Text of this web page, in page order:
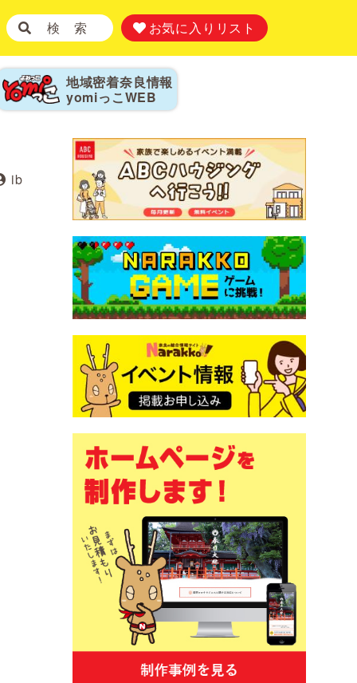
検 索 お気に入りリスト
地域密着奈良情報
yomiっこ WEB
ib